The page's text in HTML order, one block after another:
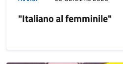
"Italiano al femminile"